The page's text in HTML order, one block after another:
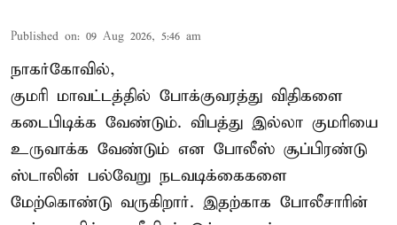
Published on: 09 Aug 2026, 5:46 am
நாகர்கோவில்,
குமரி மாவட்டத்தில் போக்குவரத்து விதிகளை
கடைபிடிக்க வேண்டும். விபத்து இல்லா குமரியை
உருவாக்க வேண்டும் என போலீஸ் சூப்பிரண்டு
ஸ்டாலின் பல்வேறு நடவடிக்கைகளை
மேற்கொண்டு வருகிறார். இதற்காக போலீசாரின்